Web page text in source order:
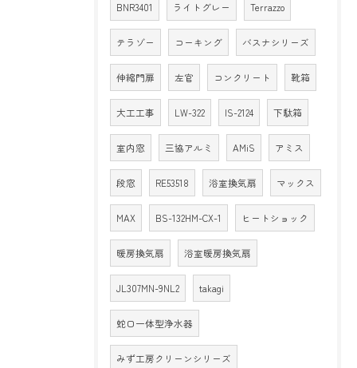
BNR3401 ライトグレー Terrazzo
テラゾー コーキング バスナシリーズ
伸縮門扉 左官 コンクリート 靴箱
大工工事 LW-322 IS-2124 下駄箱
室内窓 三協アルミ AMiS アミス
段窓 RE53518 浴室換気扇 マックス
MAX BS-132HM-CX-1 ヒートショック
暖房換気扇 浴室暖房換気扇
JL307MN-9NL2 takagi
蛇口一体型浄水器
みず工房クリーンシリーズ